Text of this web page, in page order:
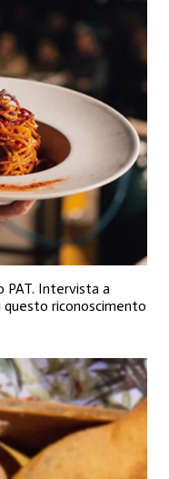
PAT. Intervista a
questo riconoscimento